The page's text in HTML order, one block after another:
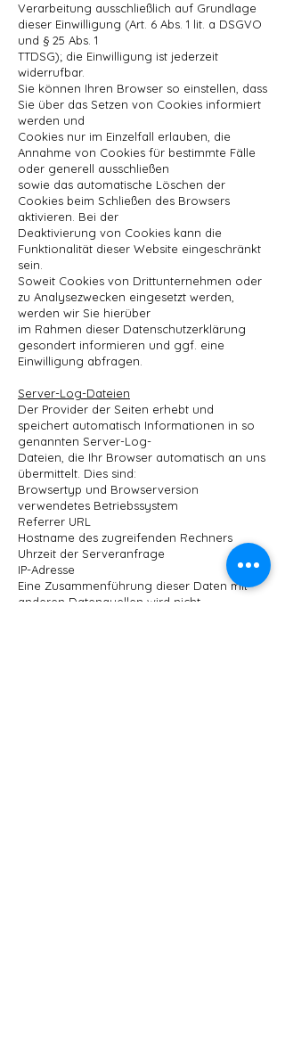
Verarbeitung ausschließlich auf Grundlage
dieser Einwilligung (Art. 6 Abs. 1 lit. a DSGVO
und § 25 Abs. 1
TTDSG); die Einwilligung ist jederzeit
widerrufbar.
Sie können Ihren Browser so einstellen, dass
Sie über das Setzen von Cookies informiert
werden und
Cookies nur im Einzelfall erlauben, die
Annahme von Cookies für bestimmte Fälle
oder generell ausschließen
sowie das automatische Löschen der
Cookies beim Schließen des Browsers
aktivieren. Bei der
Deaktivierung von Cookies kann die
Funktionalität dieser Website eingeschränkt
sein.
Soweit Cookies von Drittunternehmen oder
zu Analysezwecken eingesetzt werden,
werden wir Sie hierüber
im Rahmen dieser Datenschutzerklärung
gesondert informieren und ggf. eine
Einwilligung abfragen.
Server-Log-Dateien
Der Provider der Seiten erhebt und
speichert automatisch Informationen in so
genannten Server-Log-
Dateien, die Ihr Browser automatisch an uns
übermittelt. Dies sind:
Browsertyp und Browserversion
verwendetes Betriebssystem
Referrer URL
Hostname des zugreifenden Rechners
Uhrzeit der Serveranfrage
IP-Adresse
Eine Zusammenführung dieser Daten mit
anderen Datenquellen wird nicht